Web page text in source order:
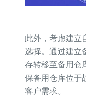
此外，考虑建立
选择。通过建立
存转移至备用仓
保备用仓库位于
客户需求。